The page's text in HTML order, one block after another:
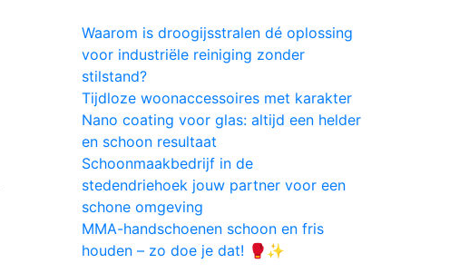
Waarom is droogijsstralen dé oplossing
voor industriële reiniging zonder
stilstand?
Tijdloze woonaccessoires met karakter
Nano coating voor glas: altijd een helder
en schoon resultaat
Schoonmaakbedrijf in de
stedendriehoek jouw partner voor een
schone omgeving
MMA-handschoenen schoon en fris
houden – zo doe je dat! 🥊✨